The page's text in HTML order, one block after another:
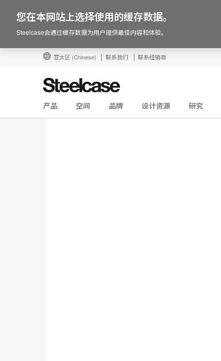
亚太区 (Chinese) 联系我们 联系经销商
产品 空间 品牌 设计资源 研究
您在本网站上选择使用的缓存数据。
Steelcase会通过缓存数据为用户提供最佳内容和体验。